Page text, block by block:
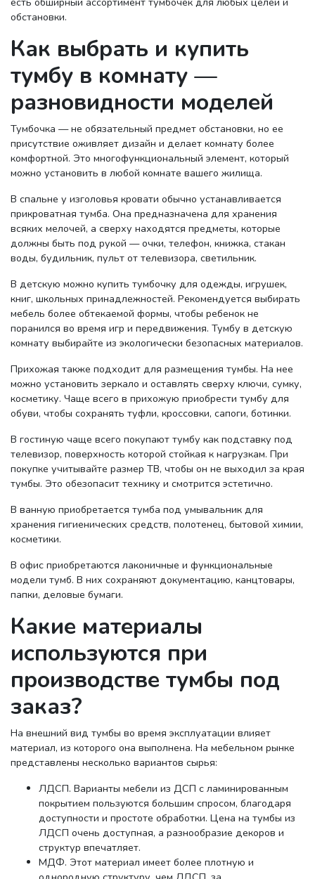
обстановки.
Как выбрать и купить
тумбу в комнату —
разновидности моделей
Тумбочка — не обязательный предмет обстановки, но ее
присутствие оживляет дизайн и делает комнату более
комфортной. Это многофункциональный элемент, который
можно установить в любой комнате вашего жилища.
В спальне у изголовья кровати обычно устанавливается
прикроватная тумба. Она предназначена для хранения
всяких мелочей, а сверху находятся предметы, которые
должны быть под рукой — очки, телефон, книжка, стакан
воды, будильник, пульт от телевизора, светильник.
В детскую можно купить тумбочку для одежды, игрушек,
книг, школьных принадлежностей. Рекомендуется выбирать
мебель более обтекаемой формы, чтобы ребенок не
поранился во время игр и передвижения. Тумбу в детскую
комнату выбирайте из экологически безопасных материалов.
Прихожая также подходит для размещения тумбы. На нее
можно установить зеркало и оставлять сверху ключи, сумку,
косметику. Чаще всего в прихожую приобрести тумбу для
обуви, чтобы сохранять туфли, кроссовки, сапоги, ботинки.
В гостиную чаще всего покупают тумбу как подставку под
телевизор, поверхность которой стойкая к нагрузкам. При
покупке учитывайте размер ТВ, чтобы он не выходил за края
тумбы. Это обезопасит технику и смотрится эстетично.
В ванную приобретается тумба под умывальник для
хранения гигиенических средств, полотенец, бытовой химии,
косметики.
В офис приобретаются лаконичные и функциональные
модели тумб. В них сохраняют документацию, канцтовары,
папки, деловые бумаги.
Какие материалы
используются при
производстве тумбы под
заказ?
На внешний вид тумбы во время эксплуатации влияет
материал, из которого она выполнена. На мебельном рынке
представлены несколько вариантов сырья:
ЛДСП. Варианты мебели из ДСП с ламинированным
покрытием пользуются большим спросом, благодаря
доступности и простоте обработки. Цена на тумбы из
ЛДСП очень доступная, а разнообразие декоров и
структур впечатляет.
МДФ. Этот материал имеет более плотную и